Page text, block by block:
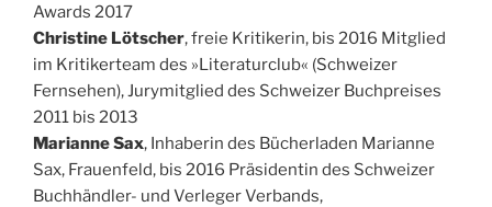
Awards 2017
Christine Lötscher, freie Kritikerin, bis 2016 Mitglied
im Kritikerteam des »Literaturclub« (Schweizer
Fernsehen), Jurymitglied des Schweizer Buchpreises
2011 bis 2013
Marianne Sax, Inhaberin des Bücherladen Marianne
Sax, Frauenfeld, bis 2016 Präsidentin des Schweizer
Buchhändler- und Verleger Verbands,